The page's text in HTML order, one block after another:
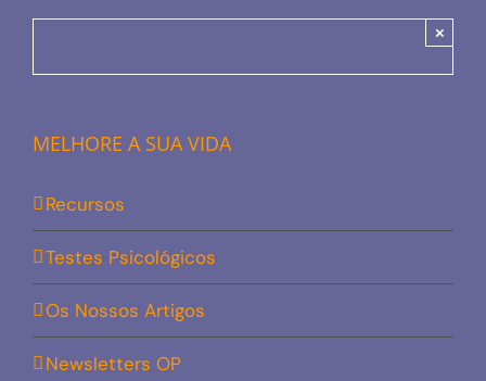
×
MELHORE A SUA VIDA
Recursos
Testes Psicológicos
Os Nossos Artigos
Newsletters OP